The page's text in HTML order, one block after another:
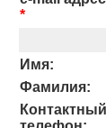
*
Имя:
Фамилия:
Контактный